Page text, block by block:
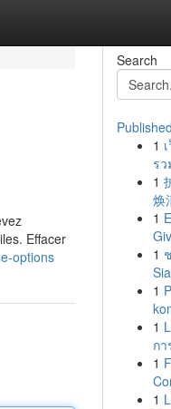
Effacer
options
Search
1
ร
1
焕
1
1
1
1
ก
1
1